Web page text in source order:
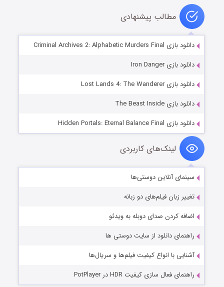
مطالب پیشنهادی
دانلود بازی Criminal Archives 2: Alphabetic Murders Final
دانلود بازی Iron Danger
دانلود بازی Lost Lands 4: The Wanderer
دانلود بازی The Beast Inside
دانلود بازی Hidden Portals: Eternal Balance Final
لینک‌های کاربردی
سینمای آنلاین دوستی‌ها
تغییر زبان فیلم‌های دو زبانه
اضافه کردن صدای دوبله به ویدئو
راهنمای دانلود از سایت دوستی ها
آشنایی با انواع کیفیت فیلم‌ها و سریال‌ها
راهنمای فعال سازی کیفیت HDR در PotPlayer